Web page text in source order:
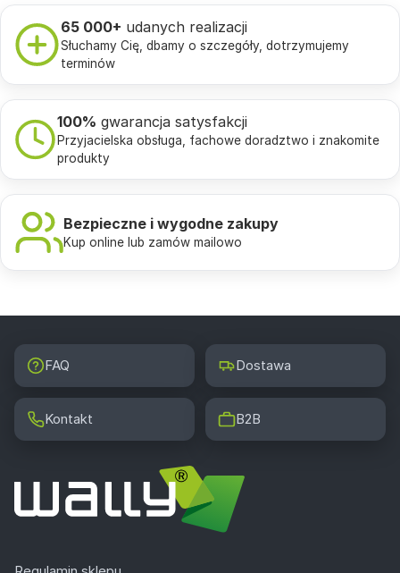
65 000+ udanych realizacji
Słuchamy Cię, dbamy o szczegóły, dotrzymujemy
terminów
100% gwarancja satysfakcji
Przyjacielska obsługa, fachowe doradztwo i znakomite
produkty
Bezpieczne i wygodne zakupy
Kup online lub zamów mailowo
FAQ Dostawa
Kontakt B2B